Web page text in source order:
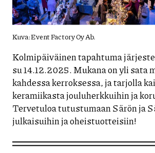
Kuva: Event Factory Oy Ab.
Kolmipäiväinen tapahtuma
su 14.12.2025. Mukana on yli sata
kahdessa kerroksessa, ja tarjolla
keramiikasta jouluherkkuihin ja
Tervetuloa tutustumaan Särön ja
julkaisuihin ja oheistuotteisiin!